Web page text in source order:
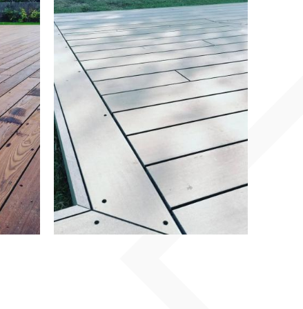
EN SAVOIR PLUS
LAGNY SUR
MARNE 77
EN SAVOIR PLUS